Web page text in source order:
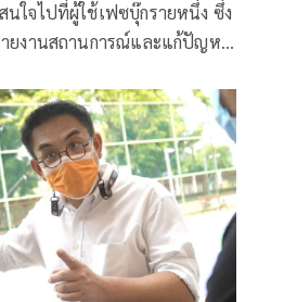
ใจไปที่ผู้ใช้เฟซบุ๊กรายหนึ่ง ซึ่ง
ยงานสถานการณ์และแก้ปัญหา